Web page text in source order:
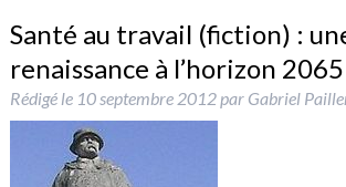
Santé au travail (fiction) :
renaissance à l’horizon 2065
Rédigé le 10 septembre 2012par Gabriel